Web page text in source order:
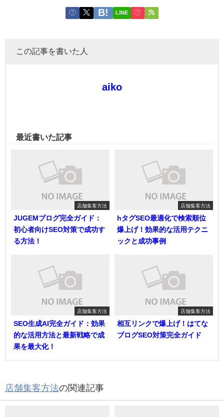
LINE
この記事を書いた人
aiko
最近書いた記事
店舗集客方法
JUGEMブログ完全ガイド：
初心者向けSEO対策で成功す
る方法！
店舗集客方法
hタグSEO最適化で検索順位
爆上げ！効果的な活用テクニ
ックと成功事例
店舗集客方法
SEO生成AI完全ガイド：効果
的な活用方法と最新戦略で成
果を最大化！
店舗集客方法
相互リンクで爆上げ！はてな
ブログSEO対策完全ガイド
店舗集客方法の関連記事